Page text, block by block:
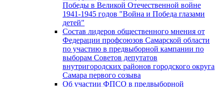
Победы в Великой Отечественной войне
1941-1945 годов "Война и Победа глазами
детей"
Состав лидеров общественного мнения от
Федерации профсоюзов Самарской области
по участию в предвыборной кампании по
выборам Советов депутатов
внутригородских районов городского округа
Самара первого созыва
Об участии ФПСО в предвыборной